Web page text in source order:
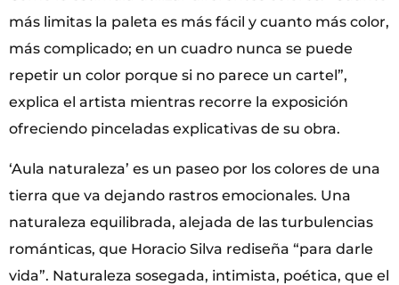
más limitas la paleta es más fácil y cuanto más color,
más complicado; en un cuadro nunca se puede
repetir un color porque si no parece un cartel”,
explica el artista mientras recorre la exposición
ofreciendo pinceladas explicativas de su obra.
‘Aula naturaleza’ es un paseo por los colores de una
tierra que va dejando rastros emocionales. Una
naturaleza equilibrada, alejada de las turbulencias
románticas, que Horacio Silva rediseña “para darle
vida”. Naturaleza sosegada, intimista, poética, que el